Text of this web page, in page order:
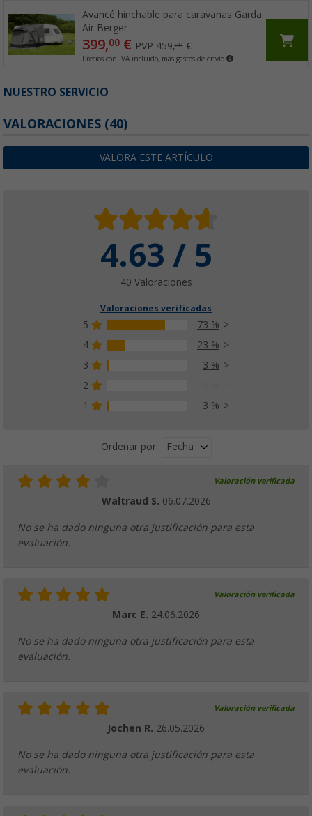
Avancé hinchable para caravanas Garda
Air Berger
399,00€ PVP459,00€
Precios con IVA incluido, más gastos de envío
NUESTRO SERVICIO
VALORACIONES (40)
VALORA ESTE ARTÍCULO
4.63 / 5
40 Valoraciones
Valoraciones verificadas
5
73 %
4
23 %
3
3 %
2
1
3 %
Ordenar por: Fecha
Valoración verificada
Waltraud S. 06.07.2026
No se ha dado ninguna otra justificación para esta
evaluación.
Valoración verificada
Marc E. 24.06.2026
No se ha dado ninguna otra justificación para esta
evaluación.
Valoración verificada
Jochen R. 26.05.2026
No se ha dado ninguna otra justificación para esta
evaluación.